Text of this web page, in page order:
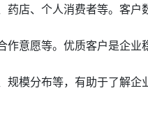
店、个人消费者等。客户
意愿等。优质客户是企业
模分布等，有助于了解企